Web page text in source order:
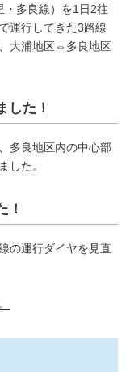
・多良線）を1日2往
運行してきた3路線
大浦地区⇔多良地区
した！
多良地区内の中心部
した。
！
の運行ダイヤを見直